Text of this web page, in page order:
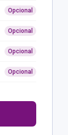
Opcional
Opcional
Opcional
Opcional